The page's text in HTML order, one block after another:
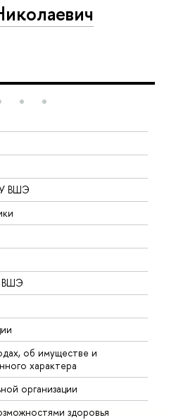
ВШЭ
ВШЭ
об имуществе и
характера
организации
здоровья